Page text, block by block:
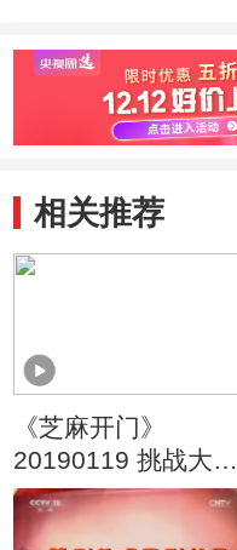
20130707
相关推荐
《芝麻开门》
20190119 挑战大现
场